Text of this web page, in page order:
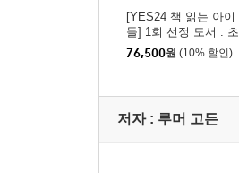
[YES24 책 읽는 아이
들] 1회 선정 도서 : 초
등 3~4학년 세트
76,500원 (10% 할인)
저자 : 루머 고든